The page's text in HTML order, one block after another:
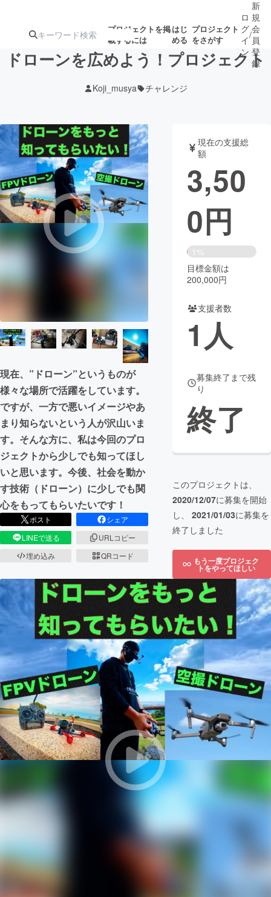
プロジェクトを掲
載するには
はじ
める
プロジェクト
をさがす
アート・写真
テクノロジー・ガジェット ゲーム・サ
映像・映画
ビジネス・起業 チャレンジ
CAMPFIRE for Social Good CAMPFIRE Creation
CAMPFIREふるさと納税machi-ya コミュニティ
ロ
グ
イ
ン
/
新
規
会
員
登
録
ドローンを広めよう！プロジェクト
Koji_musya チャレンジ
現在、”ドローン”というものが
様々な場所で活躍をしています。
ですが、一方で悪いイメージやあ
まり知らないという人が沢山いま
す。そんな方に、私は今回のプロ
ジェクトから少しでも知ってほし
いと思います。今後、社会を動か
す技術（ドローン）に少しでも関
心をもってもらいたいです！
ポスト
シェア
LINEで送る
URLコピー
埋め込み
QRコード
現在の支援総
額
3,50
0円
1%
目標金額は
200,000円
支援者数
1人
募集終了まで残
り
終了
このプロジェクトは、
2020/12/07に募集を開始
し、 2021/01/03に募集を
終了しました
もう一度プロジェク
トをやってほしい